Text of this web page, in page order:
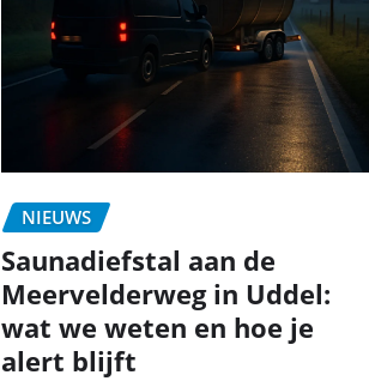
NIEUWS
Saunadiefstal aan de
Meervelderweg in Uddel:
wat we weten en hoe je
alert blijft